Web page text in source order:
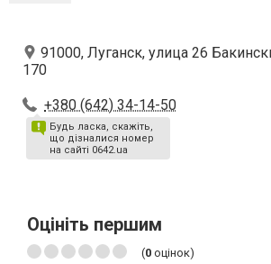
91000, Луганск, улица 26
170
+380 (642) 34-14-50
Будь ласка, скажіть,
що дізналися номер
на сайті 0642.ua
Оцініть першим
(0 оцінок)